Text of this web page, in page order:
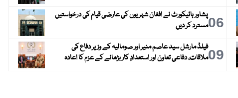
06پشاور ہائیکورٹ نے افغان شہریوں کی عارضی قیام کی درخواستیں
مسترد کر دیں
09فیلڈ مارشل سید عاصم منیر اور صومالیہ کے وزیر دفاع کی
ملاقات، دفاعی تعاون اور استعدادِ کار بڑھانے کے عزم کا اعادہ